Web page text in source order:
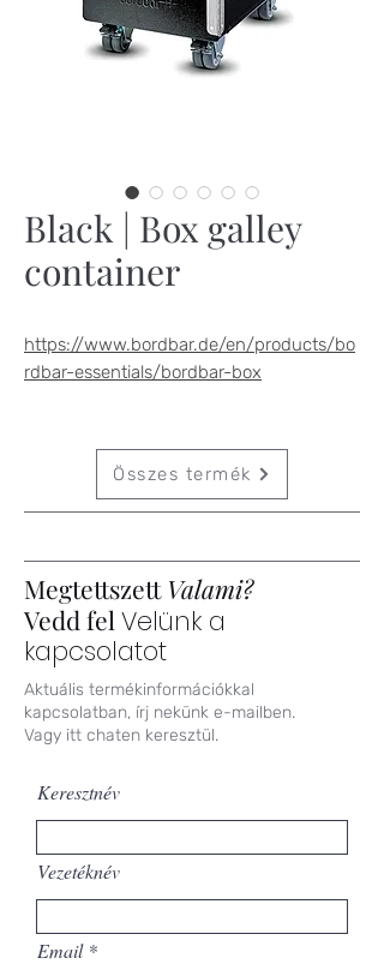
Black | Box galley
container
https://www.bordbar.de/en/products/bo
rdbar-essentials/bordbar-box
Összes termék
Megtettszett Valami?
Vedd fel Velünk a
kapcsolatot
Aktuális termékinformációkkal
kapcsolatban, írj nekünk e-mailben.
Vagy itt chaten keresztül.
Keresztnév
Vezetéknév
Email